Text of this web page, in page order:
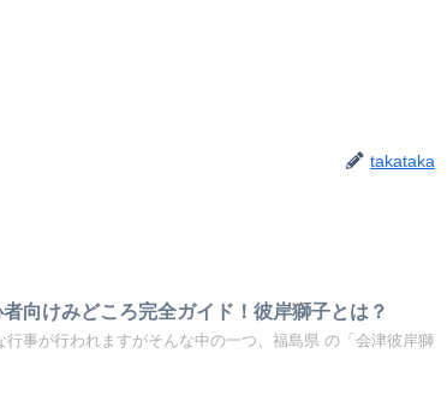
takataka
向けみどころ完全ガイド！彼岸獅子とは？
事が行われますがそんな中の一つ、福島県 の「会津彼岸獅